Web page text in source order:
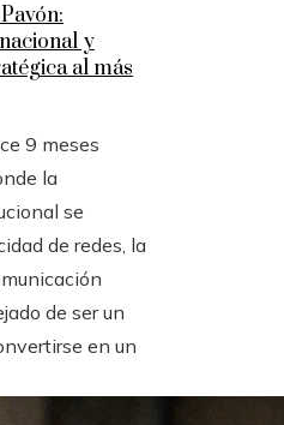
y
al más
9 meses
la
se
de redes, la
de ser un
en un